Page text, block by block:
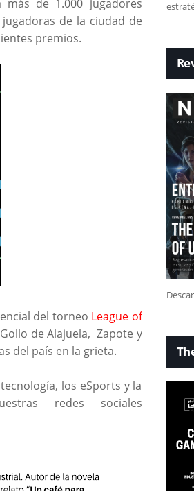
más de 1.000 jugadores
de la ciudad de
premios.
del torneo League of
de Alajuela, Zapote y
del país en la grieta.
los eSports y la
redes sociales